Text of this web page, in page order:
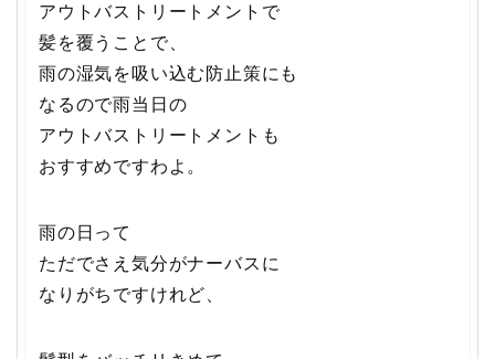
アウトバストリートメントで
髪を覆うことで、
雨の湿気を吸い込む防止策にも
なるので雨当日の
アウトバストリートメントも
おすすめですわよ。
雨の日って
ただでさえ気分がナーバスに
なりがちですけれど、